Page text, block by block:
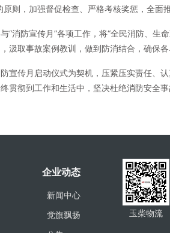
则，加强督促检查、严格考核奖惩，全面
“消防宣传月”各项工作，将“全民消防、生
汲取事故案例教训，做到防消结合，确保各
宣传月启动仪式为契机，压紧压实责任、
贯彻到工作和生活中，坚决杜绝消防安全
企业动态
新闻中心
党旗飘扬
玉柴物流